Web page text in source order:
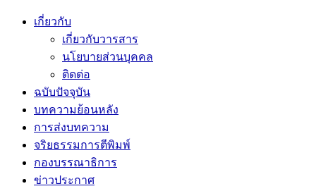
เกี่ยวกับ
เกี่ยวกับวารสาร
นโยบายส่วนบุคคล
ติดต่อ
ฉบับปัจจุบัน
บทความย้อนหลัง
การส่งบทความ
จริยธรรมการตีพิมพ์
กองบรรณาธิการ
ข่าวประกาศ